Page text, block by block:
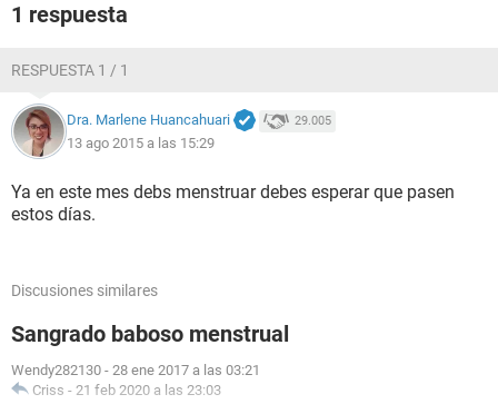
1 respuesta
RESPUESTA 1 / 1
Dra. Marlene Huancahuari 29.005
13 ago 2015 a las 15:29
Ya en este mes debs menstruar debes esperar que pasen
estos días.
Discusiones similares
Sangrado baboso menstrual
Wendy282130 - 28 ene 2017 a las 03:21
Criss - 21 feb 2020 a las 23:03